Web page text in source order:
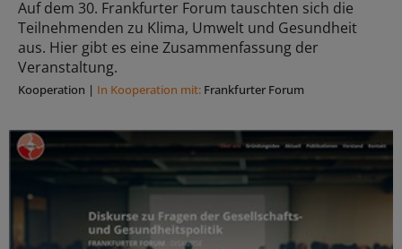
Auf dem 30. Frankfurter Forum tauschten sich die
Teilnehmenden zu Klima, Umwelt und Gesundheit
aus. Hier gibt es eine Zusammenfassung der
Veranstaltung.
Kooperation | In Kooperation mit: Frankfurter Forum